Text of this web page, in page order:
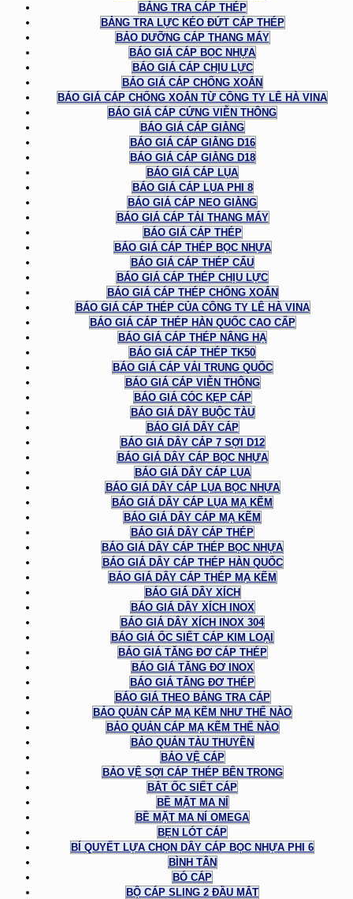
BẢNG TRA CÁP THÉP
BẢNG TRA LỰC KÉO ĐỨT CÁP THÉP
BẢO DƯỠNG CÁP THANG MÁY
BÁO GIÁ CÁP BỌC NHỰA
BÁO GIÁ CÁP CHỊU LỰC
BÁO GIÁ CÁP CHỐNG XOẮN
BÁO GIÁ CÁP CHỐNG XOẮN TỪ CÔNG TY LÊ HÀ VINA
BÁO GIÁ CÁP CỨNG VIỄN THÔNG
BÁO GIÁ CÁP GIẰNG
BÁO GIÁ CÁP GIẰNG D16
BÁO GIÁ CÁP GIẰNG D18
BÁO GIÁ CÁP LỤA
BÁO GIÁ CÁP LỤA PHI 8
BÁO GIÁ CÁP NEO GIẰNG
BÁO GIÁ CÁP TẢI THANG MÁY
BÁO GIÁ CÁP THÉP
BÁO GIÁ CÁP THÉP BỌC NHỰA
BÁO GIÁ CÁP THÉP CẨU
BÁO GIÁ CÁP THÉP CHỊU LỰC
BÁO GIÁ CÁP THÉP CHỐNG XOẮN
BÁO GIÁ CÁP THÉP CỦA CÔNG TY LÊ HÀ VINA
BÁO GIÁ CÁP THÉP HÀN QUỐC CAO CẤP
BÁO GIÁ CÁP THÉP NÂNG HẠ
BÁO GIÁ CÁP THÉP TK50
BÁO GIÁ CÁP VẢI TRUNG QUỐC
BÁO GIÁ CÁP VIỄN THÔNG
BÁO GIÁ CÓC KẸP CÁP
BÁO GIÁ DÂY BUỘC TÀU
BÁO GIÁ DÂY CÁP
BÁO GIÁ DÂY CÁP 7 SỢI D12
BÁO GIÁ DÂY CÁP BỌC NHỰA
BÁO GIÁ DÂY CÁP LỤA
BÁO GIÁ DÂY CÁP LỤA BỌC NHỰA
BÁO GIÁ DÂY CÁP LỤA MẠ KẼM
BÁO GIÁ DÂY CÁP MẠ KẼM
BÁO GIÁ DÂY CÁP THÉP
BÁO GIÁ DÂY CÁP THÉP BỌC NHỰA
BÁO GIÁ DÂY CÁP THÉP HÀN QUỐC
BÁO GIÁ DÂY CÁP THÉP MẠ KẼM
BÁO GIÁ DÂY XÍCH
BÁO GIÁ DÂY XÍCH INOX
BÁO GIÁ DÂY XÍCH INOX 304
BÁO GIÁ ỐC SIẾT CÁP KIM LOẠI
BÁO GIÁ TĂNG ĐƠ CÁP THÉP
BÁO GIÁ TĂNG ĐƠ INOX
BÁO GIÁ TĂNG ĐƠ THÉP
BÁO GIÁ THEO BẢNG TRA CÁP
BẢO QUẢN CÁP MẠ KẼM NHƯ THẾ NÀO
BẢO QUẢN CÁP MẠ KẼM THẾ NÀO
BẢO QUẢN TÀU THUYỀN
BẢO VỆ CÁP
BẢO VỆ SỢI CÁP THÉP BÊN TRONG
BẮT ỐC SIẾT CÁP
BỀ MẶT MA NÍ
BỀ MẶT MA NÍ OMEGA
BẸN LÓT CÁP
BÍ QUYẾT LỰA CHỌN DÂY CÁP BỌC NHỰA PHI 6
BÌNH TÂN
BÓ CÁP
BỘ CÁP SLING 2 ĐẦU MẮT